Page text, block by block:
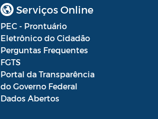
Serviços Online
PEC - Prontuário
Eletrônico do Cidadão
Perguntas Frequentes
FGTS
Portal da Transparência
do Governo Federal
Dados Abertos